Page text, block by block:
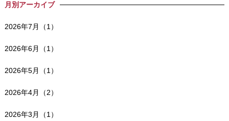
月別アーカイブ
2026年7月（1）
2026年6月（1）
2026年5月（1）
2026年4月（2）
2026年3月（1）